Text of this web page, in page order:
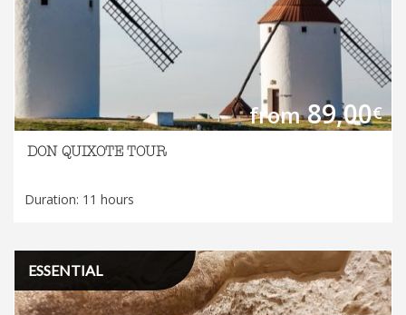
from89,00€
DON QUIXOTE TOUR
Duration: 11 hours
ESSENTIAL